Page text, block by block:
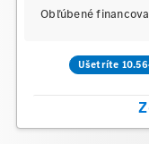
Obľúbené
Ušetríte